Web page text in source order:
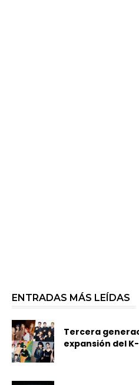
ENTRADAS MÁS LEÍDAS
Tercera
expansión del K-